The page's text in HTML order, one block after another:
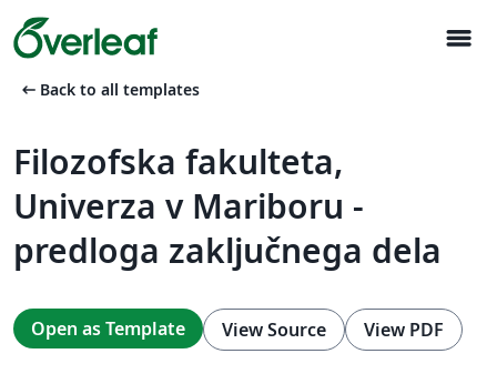
menu
arrow_left_alt Back to all templates
Filozofska fakulteta,
Univerza v Mariboru -
predloga zaključnega dela
Open as Template View Source View PDF